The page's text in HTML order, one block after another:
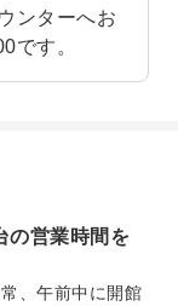
ンターへお
です。
の営業時間を
、午前中に開館